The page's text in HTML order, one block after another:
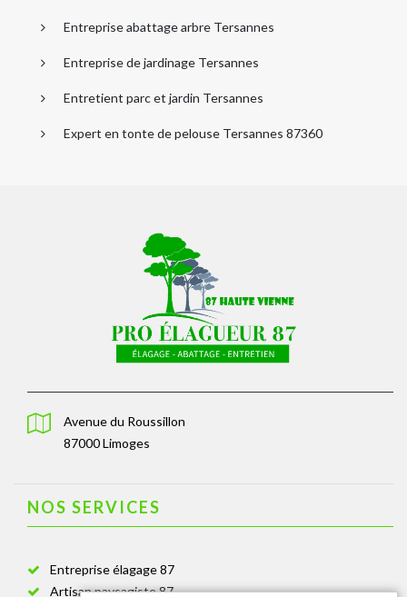
Entreprise abattage arbre Tersannes
Entreprise de jardinage Tersannes
Entretient parc et jardin Tersannes
Expert en tonte de pelouse Tersannes 87360
Avenue du Roussillon
87000 Limoges
NOS SERVICES
Entreprise élagage 87
Artisan paysagiste 87